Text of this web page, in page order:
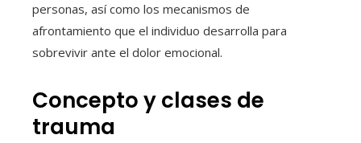
personas, así como los mecanismos de
afrontamiento que el individuo desarrolla para
sobrevivir ante el dolor emocional.
Concepto y clases de
trauma